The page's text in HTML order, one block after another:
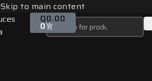
Skip to main content
Q0.00
0